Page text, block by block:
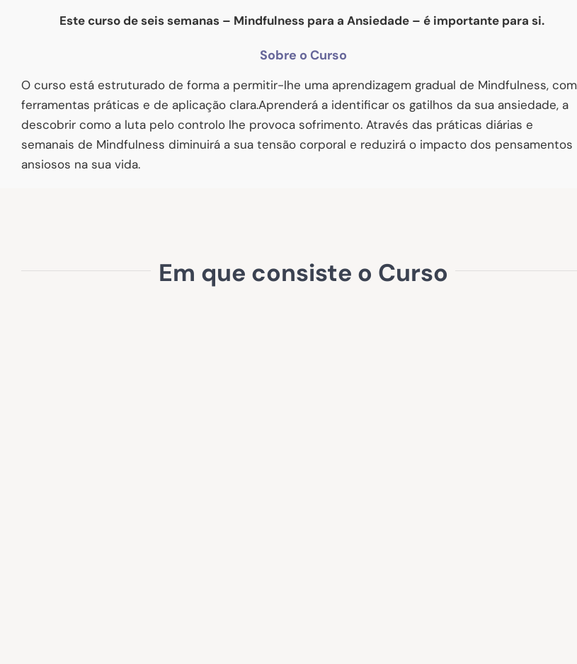
Este curso de seis semanas – Mindfulness para a Ansiedade – é importante para si.
Sobre o Curso
O curso está estruturado de forma a permitir-lhe uma aprendizagem gradual de Mindfulness, com
ferramentas práticas e de aplicação clara.Aprenderá a identificar os gatilhos da sua ansiedade, a
descobrir como a luta pelo controlo lhe provoca sofrimento. Através das práticas diárias e
semanais de Mindfulness diminuirá a sua tensão corporal e reduzirá o impacto dos pensamentos
ansiosos na sua vida.
Em que consiste o Curso